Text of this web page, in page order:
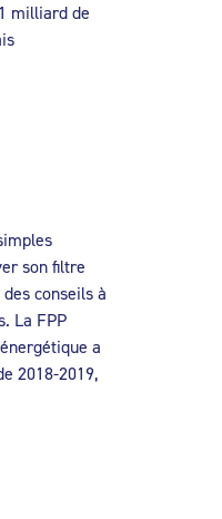
milliard de
son filtre
conseils à
La FPP
a
2018-2019,